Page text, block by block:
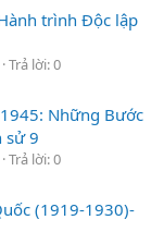
trình Độc lập
Trả lời: 0
Những Bước
sử 9
Trả lời: 0
(1919-1930)-